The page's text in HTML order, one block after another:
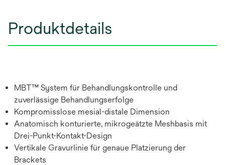
Produktdetails
MBT™ System für Behandlungskontrolle und
zuverlässige Behandlungserfolge
Kompromisslose mesial-distale Dimension
Anatomisch konturierte, mikrogeätzte Meshbasis mit
Drei-Punkt-Kontakt-Design
Vertikale Gravurlinie für genaue Platzierung der
Brackets